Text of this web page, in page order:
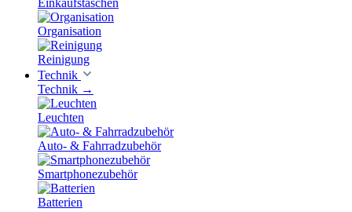
Einkaufstaschen
Organisation
Reinigung
Technik
Technik →
Leuchten
Auto- & Fahrradzubehör
Smartphonezubehör
Batterien